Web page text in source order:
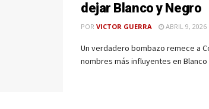
dejar Blanco y Negro
POR VICTOR GUERRA ABRIL 9, 2026
Un verdadero bombazo remece a
nombres más influyentes en Blanco